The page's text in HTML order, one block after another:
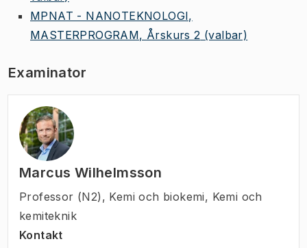
MPNAT - NANOTEKNOLOGI,
MASTERPROGRAM, Årskurs 2 (valbar)
Examinator
Marcus Wilhelmsson
Professor (N2) , Kemi och biokemi, Kemi och
kemiteknik
Kontakt